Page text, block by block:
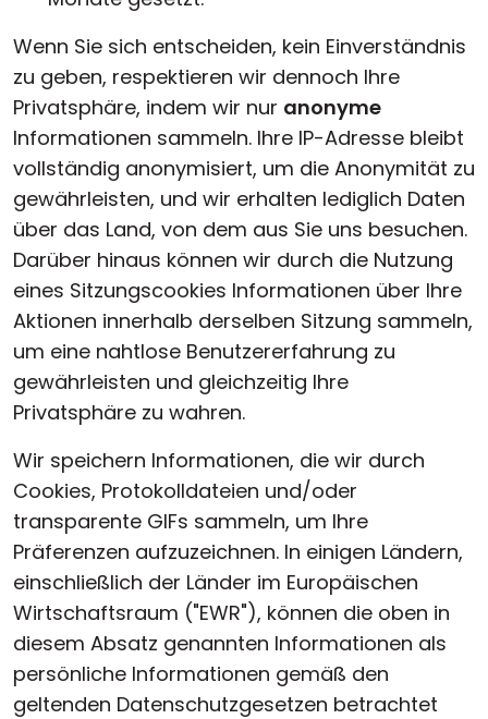
Wenn Sie sich entscheiden, kein Einverständnis
zu geben, respektieren wir dennoch Ihre
Privatsphäre, indem wir nur anonyme
Informationen sammeln. Ihre IP-Adresse bleibt
vollständig anonymisiert, um die Anonymität zu
gewährleisten, und wir erhalten lediglich Daten
über das Land, von dem aus Sie uns besuchen.
Darüber hinaus können wir durch die Nutzung
eines Sitzungscookies Informationen über Ihre
Aktionen innerhalb derselben Sitzung sammeln,
um eine nahtlose Benutzererfahrung zu
gewährleisten und gleichzeitig Ihre
Privatsphäre zu wahren.
Wir speichern Informationen, die wir durch
Cookies, Protokolldateien und/oder
transparente GIFs sammeln, um Ihre
Präferenzen aufzuzeichnen. In einigen Ländern,
einschließlich der Länder im Europäischen
Wirtschaftsraum ("EWR"), können die oben in
diesem Absatz genannten Informationen als
persönliche Informationen gemäß den
geltenden Datenschutzgesetzen betrachtet